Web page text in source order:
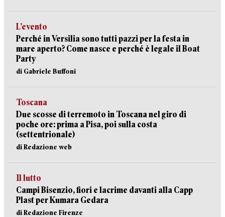
L’evento
Perché in Versilia sono tutti pazzi per la festa in
mare aperto? Come nasce e perché è legale il Boat
Party
di Gabriele Buffoni
Toscana
Due scosse di terremoto in Toscana nel giro di
poche ore: prima a Pisa, poi sulla costa
(settentrionale)
di Redazione web
Il lutto
Campi Bisenzio, fiori e lacrime davanti alla Capp
Plast per Kumara Gedara
di Redazione Firenze